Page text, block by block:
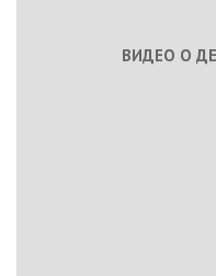
ВИДЕО О